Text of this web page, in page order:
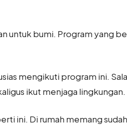
untuk bumi. Program yang
mengikuti program ini.
ikut menjaga lingkungan.
ini. Di rumah memang